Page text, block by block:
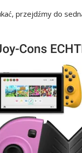
przejdźmy do
Cons